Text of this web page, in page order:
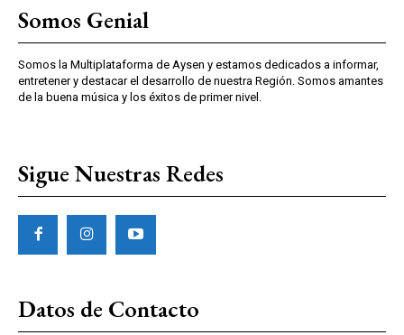
Somos Genial
Somos la Multiplataforma de Aysen y estamos dedicados a informar,
entretener y destacar el desarrollo de nuestra Región. Somos amantes
de la buena música y los éxitos de primer nivel.
Sigue Nuestras Redes
Datos de Contacto